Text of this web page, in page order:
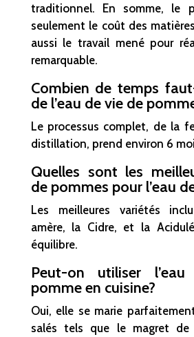
traditionnel. En somme, le
seulement le coût des
aussi le travail mené pour
remarquable.
Combien de temps
de l’eau de vie de
Le processus complet, de la
distillation, prend environ 6
Quelles sont les
de pommes pour l’eau
Les meilleures variétés
amère, la Cidre, et la
équilibre.
Peut-on utiliser
pomme en cuisine?
Oui, elle se marie
salés tels que le magret de